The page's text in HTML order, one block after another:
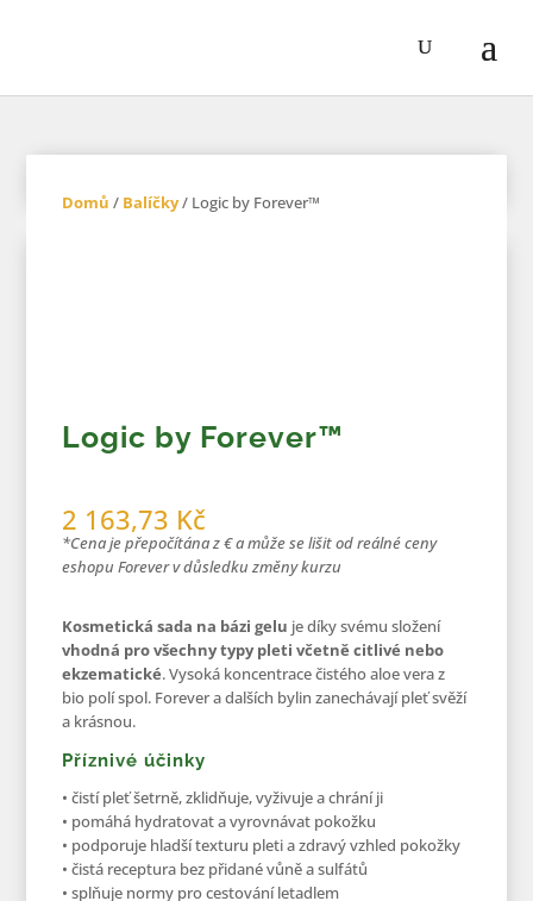
Domů / Balíčky/ Logic by Forever™
Logic by Forever™
2 163,73 Kč
*Cena je přepočítána z € a může se lišit od reálné ceny
eshopu Forever v důsledku změny kurzu
Kosmetická sada na bázi gelu je díky svému složení
vhodná pro všechny typy pleti včetně citlivé nebo
ekzematické. Vysoká koncentrace čistého aloe vera z
bio polí spol. Forever a dalších bylin zanechávají pleť svěží
a krásnou.
Příznivé účinky
• čistí pleť šetrně, zklidňuje, vyživuje a chrání ji
• pomáhá hydratovat a vyrovnávat pokožku
• podporuje hladší texturu pleti a zdravý vzhled pokožky
• čistá receptura bez přidané vůně a sulfátů
• splňuje normy pro cestování letadlem